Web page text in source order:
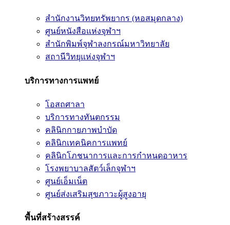
สำนักงานวิทยทรัพยากร (หอสมุดกลาง)
ศูนย์หนังสือแห่งจุฬาฯ
สำนักพิมพ์จุฬาลงกรณ์มหาวิทยาลัย
สถานีวิทยุแห่งจุฬาฯ
บริการทางการแพทย์
โอสถศาลา
บริการทางทันตกรรม
คลินิกกายภาพบำบัด
คลินิกเทคนิคการแพทย์
คลินิกโภชนาการและการกำหนดอาหาร
โรงพยาบาลสัตว์เล็กจุฬาฯ
ศูนย์เอ็มเน็ต
ศูนย์ส่งเสริมสุขภาวะผู้สูงอายุ
พื้นที่สร้างสรรค์